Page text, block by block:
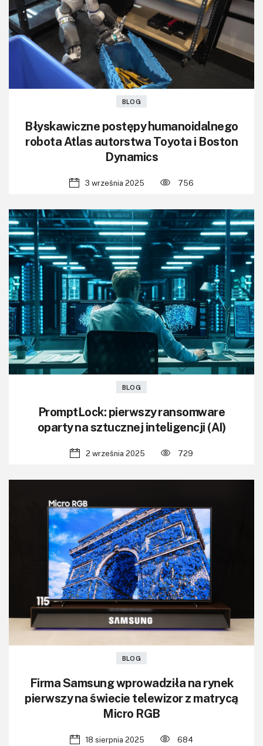
BLOG
Błyskawiczne postępy humanoidalnego
robota Atlas autorstwa Toyota i Boston
Dynamics
3 września 2025 756
BLOG
PromptLock: pierwszy ransomware
oparty na sztucznej inteligencji (AI)
2 września 2025 729
BLOG
Firma Samsung wprowadziła na rynek
pierwszy na świecie telewizor z matrycą
Micro RGB
18 sierpnia 2025 684